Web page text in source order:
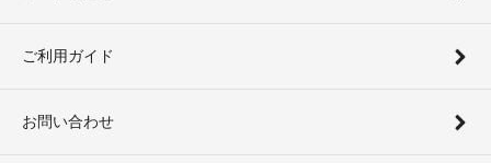
ご利用ガイド
お問い合わせ